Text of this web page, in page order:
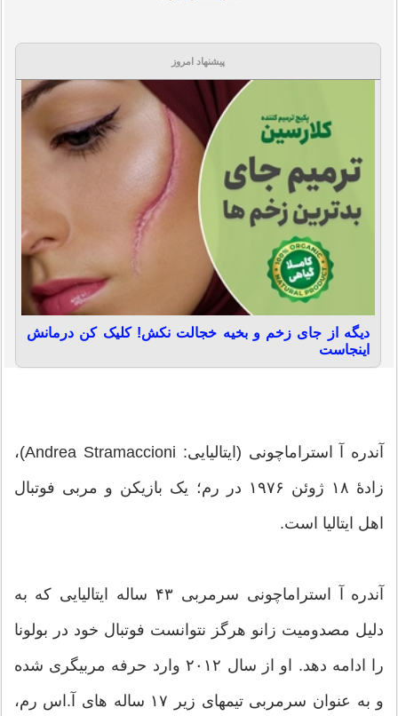
پیشنهاد امروز
دیگه از جای زخم و بخیه خجالت نکش! کلیک کن درمانش
اینجاست
آندره آ استراماچونی (ایتالیایی: Andrea Stramaccioni)،
زادهٔ ۱۸ ژوئن ۱۹۷۶ در رم؛ یک بازیکن و مربی فوتبال
اهل ایتالیا است.
آندره آ استراماچونی سرمربی ۴۳ ساله ایتالیایی که به
دلیل مصدومیت زانو هرگز نتوانست فوتبال خود در بولونا
را ادامه دهد. او از سال ۲۰۱۲ وارد حرفه مربیگری شده
و به عنوان سرمربی تیمهای زیر ۱۷ ساله های آ.اس رم،